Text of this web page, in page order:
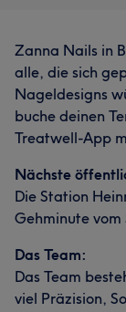
Zanna Nails in
alle, die sich
Nageldesigns
buche deinen
Treatwell-App
Nächste
Die Station
Gehminute
Das Team:
Das Team
viel Präzision,